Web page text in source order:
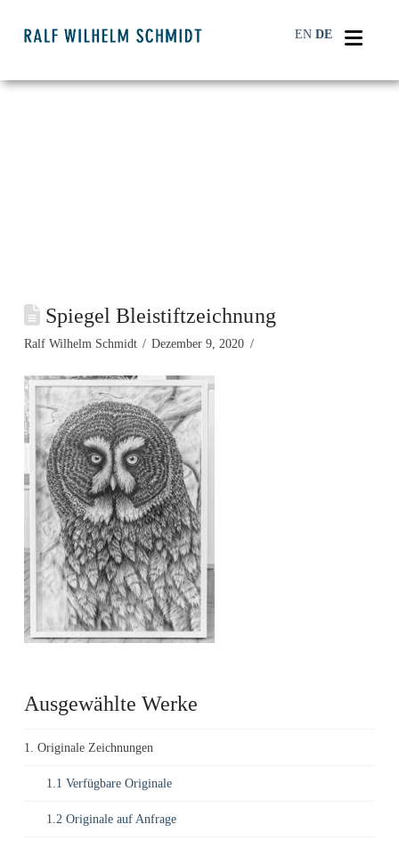
Spiegel Bleistiftzeichnung
Ralf Wilhelm Schmidt Dezember 9, 2020
Ausgewählte Werke
1. Originale Zeichnungen
1.1 Verfügbare Originale
1.2 Originale auf Anfrage
EN DE